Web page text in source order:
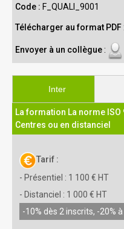
Code : F_QUALI_9001
Télécharger au format PDF:
Envoyer à un collègue:
Inter
La formation La norme
Centres ou en distanciel
Tarif :
- Présentiel : 1 100 € HT
- Distanciel : 1 000 € HT
-10% dès 2 inscrits, -20%